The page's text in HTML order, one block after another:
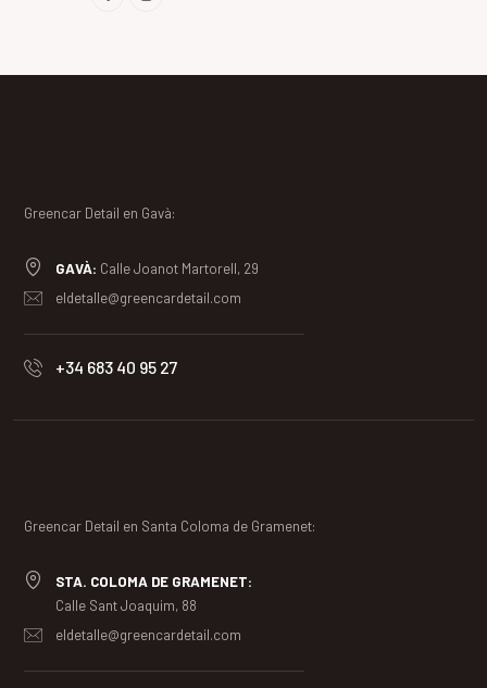
Greencar Detail en Gavà:
GAVÀ: Calle Joanot Martorell, 29
eldetalle@greencardetail.com
+34 683 40 95 27
Greencar Detail en Santa Coloma de Gramenet:
STA. COLOMA DE GRAMENET:
Calle Sant Joaquim, 88
eldetalle@greencardetail.com